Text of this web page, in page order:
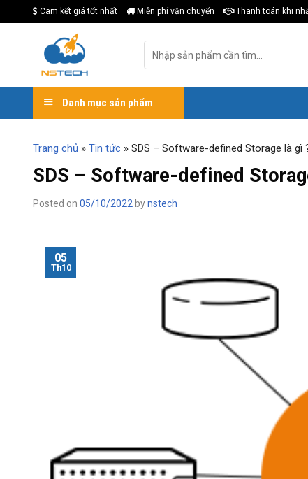
to
Cam kết giá tốt nhất Miễn phí vận chuyển Thanh toán khi
kiếm:
Danh mục sản phẩm
Trang chủ » Tin tức » SDS – Software-defined Storage là gì
SDS – Software-defined
Posted on 05/10/2022 bynstech
05
Th10